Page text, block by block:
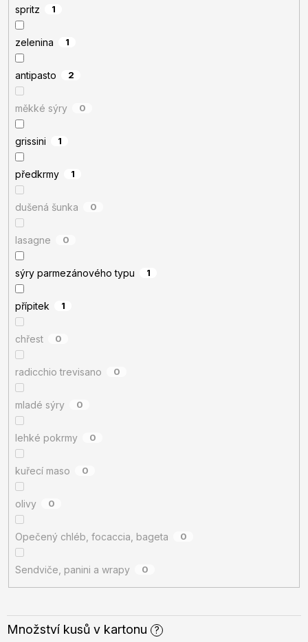
spritz 1
zelenina 1
antipasto 2
měkké sýry 0
grissini 1
předkrmy 1
dušená šunka 0
lasagne 0
sýry parmezánového typu 1
přípitek 1
chřest 0
radicchio trevisano 0
mladé sýry 0
lehké pokrmy 0
kuřecí maso 0
olivy 0
Opečený chléb, focaccia, bageta 0
Sendviče, panini a wrapy 0
Množství kusů v kartonu ?